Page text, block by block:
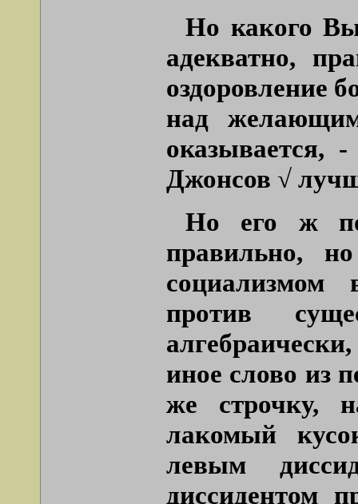
Но какого
адекватно,
оздоровление
над желающим
оказывается,
Джонсов √
Но его ж
правильно,
социализмом
против
иное слово из
же строчку,
лакомый
левым
диссидентом